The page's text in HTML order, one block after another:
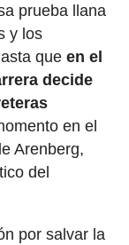
prueba llana
y los
que en el
decide
en el
Arenberg,
del
por salvar la